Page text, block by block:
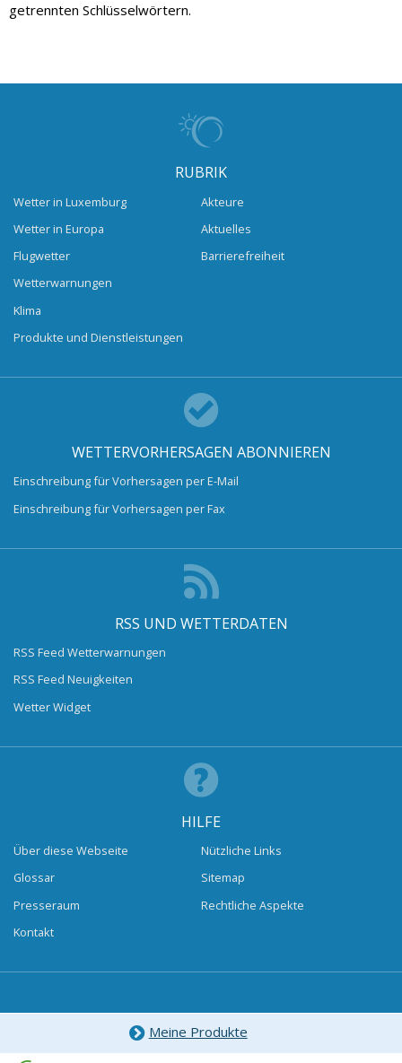
getrennten Schlüsselwörtern.
RUBRIK
Wetter in Luxemburg
Wetter in Europa
Flugwetter
Wetterwarnungen
Klima
Produkte und Dienstleistungen
Akteure
Aktuelles
Barrierefreiheit
WETTERVORHERSAGEN ABONNIEREN
Einschreibung für Vorhersagen per E-Mail
Einschreibung für Vorhersagen per Fax
RSS UND WETTERDATEN
RSS Feed Wetterwarnungen
RSS Feed Neuigkeiten
Wetter Widget
HILFE
Über diese Webseite
Glossar
Presseraum
Kontakt
Nützliche Links
Sitemap
Rechtliche Aspekte
Meine Produkte